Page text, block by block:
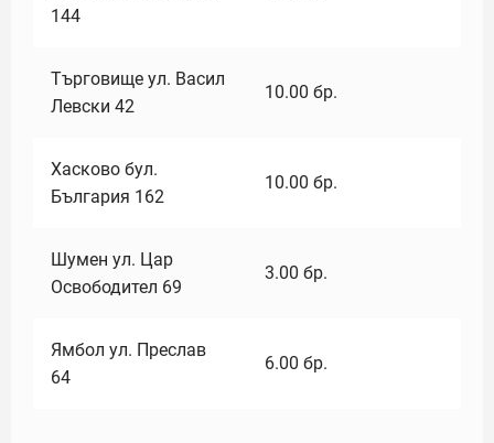
144
Търговище ул. Васил
Левски 42
10.00 бр.
Хасково бул.
България 162
10.00 бр.
Шумен ул. Цар
Освободител 69
3.00 бр.
Ямбол ул. Преслав
64
6.00 бр.